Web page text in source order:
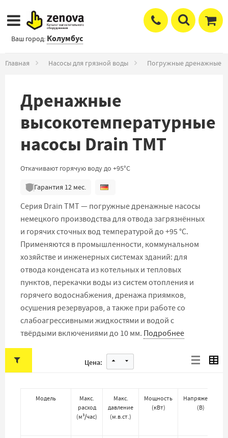
Ваш город: Колумбус
Главная Насосы для грязной воды Погружные дренажные
Дренажные
высокотемпературные
насосы Drain TMT
Откачивают горячую воду до +95°С
Гарантия 12мес.
Серия Drain TMT — погружные дренажные насосы
немецкого производства для отвода загрязнённых
и горячих сточных вод температурой до +95 °C.
Применяются в промышленности, коммунальном
хозяйстве и инженерных системах зданий: для
отвода конденсата из котельных и тепловых
пунктов, перекачки воды из систем отопления и
горячего водоснабжения, дренажа приямков,
осушения резервуаров, а также при работе со
слабоагрессивными жидкостями и водой с
твёрдыми включениями до 10 мм. Подробнее
Цена:
Модель
Макс.
расход
(м³/час)
Макс.
давление
(м.в.ст.)
Мощность
(кВт)
Напряжение
(В)